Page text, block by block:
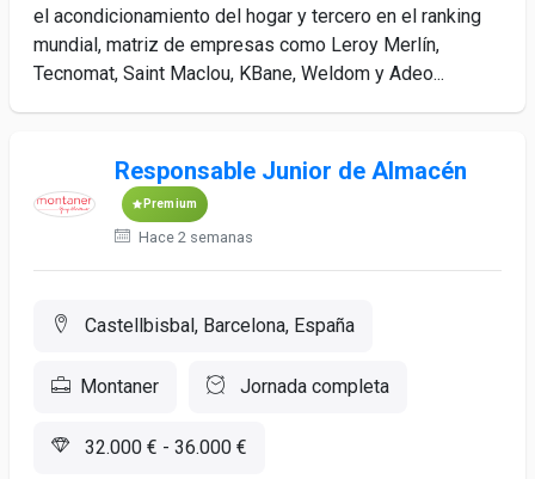
el acondicionamiento del hogar y tercero en el ranking
mundial, matriz de empresas como Leroy Merlín,
Tecnomat, Saint Maclou, KBane, Weldom y Adeo...
Responsable Junior de Almacén
Premium
Hace 2 semanas
Castellbisbal, Barcelona, España
Montaner Jornada completa
32.000 € - 36.000 €